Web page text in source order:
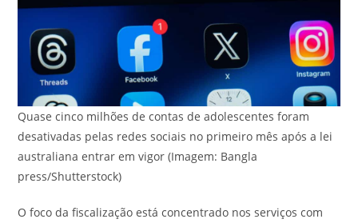
Quase cinco milhões de contas de adolescentes foram
desativadas pelas redes sociais no primeiro mês após a lei
australiana entrar em vigor (Imagem: Bangla
press/Shutterstock)
O foco da fiscalização está concentrado nos serviços com